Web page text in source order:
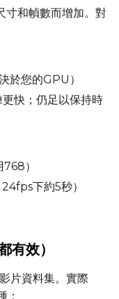
come back here.
1
Weight
Caption
寸和幀數而增加。對
決於您的GPU）
更快；仍足以保持時
768）
下約5秒）
有效）
片資料集。實際
：